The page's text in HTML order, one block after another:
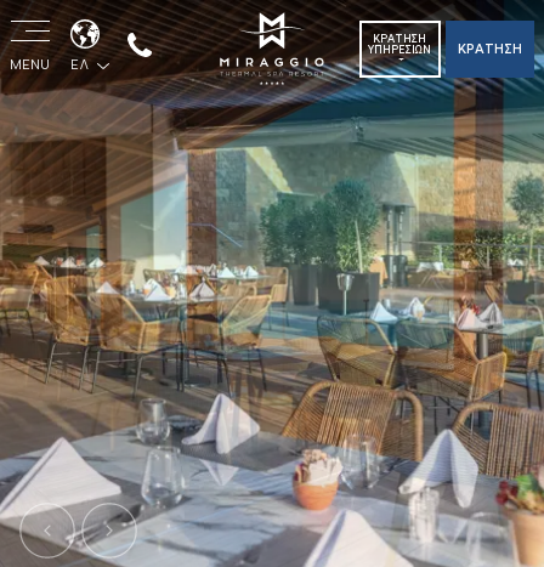
MENU ΕΛ
ΚΡΑΤΗΣΗ
ΥΠΗΡΕΣΙΩΝ
ΚΡΑΤΗΣΗ
PreviousNext